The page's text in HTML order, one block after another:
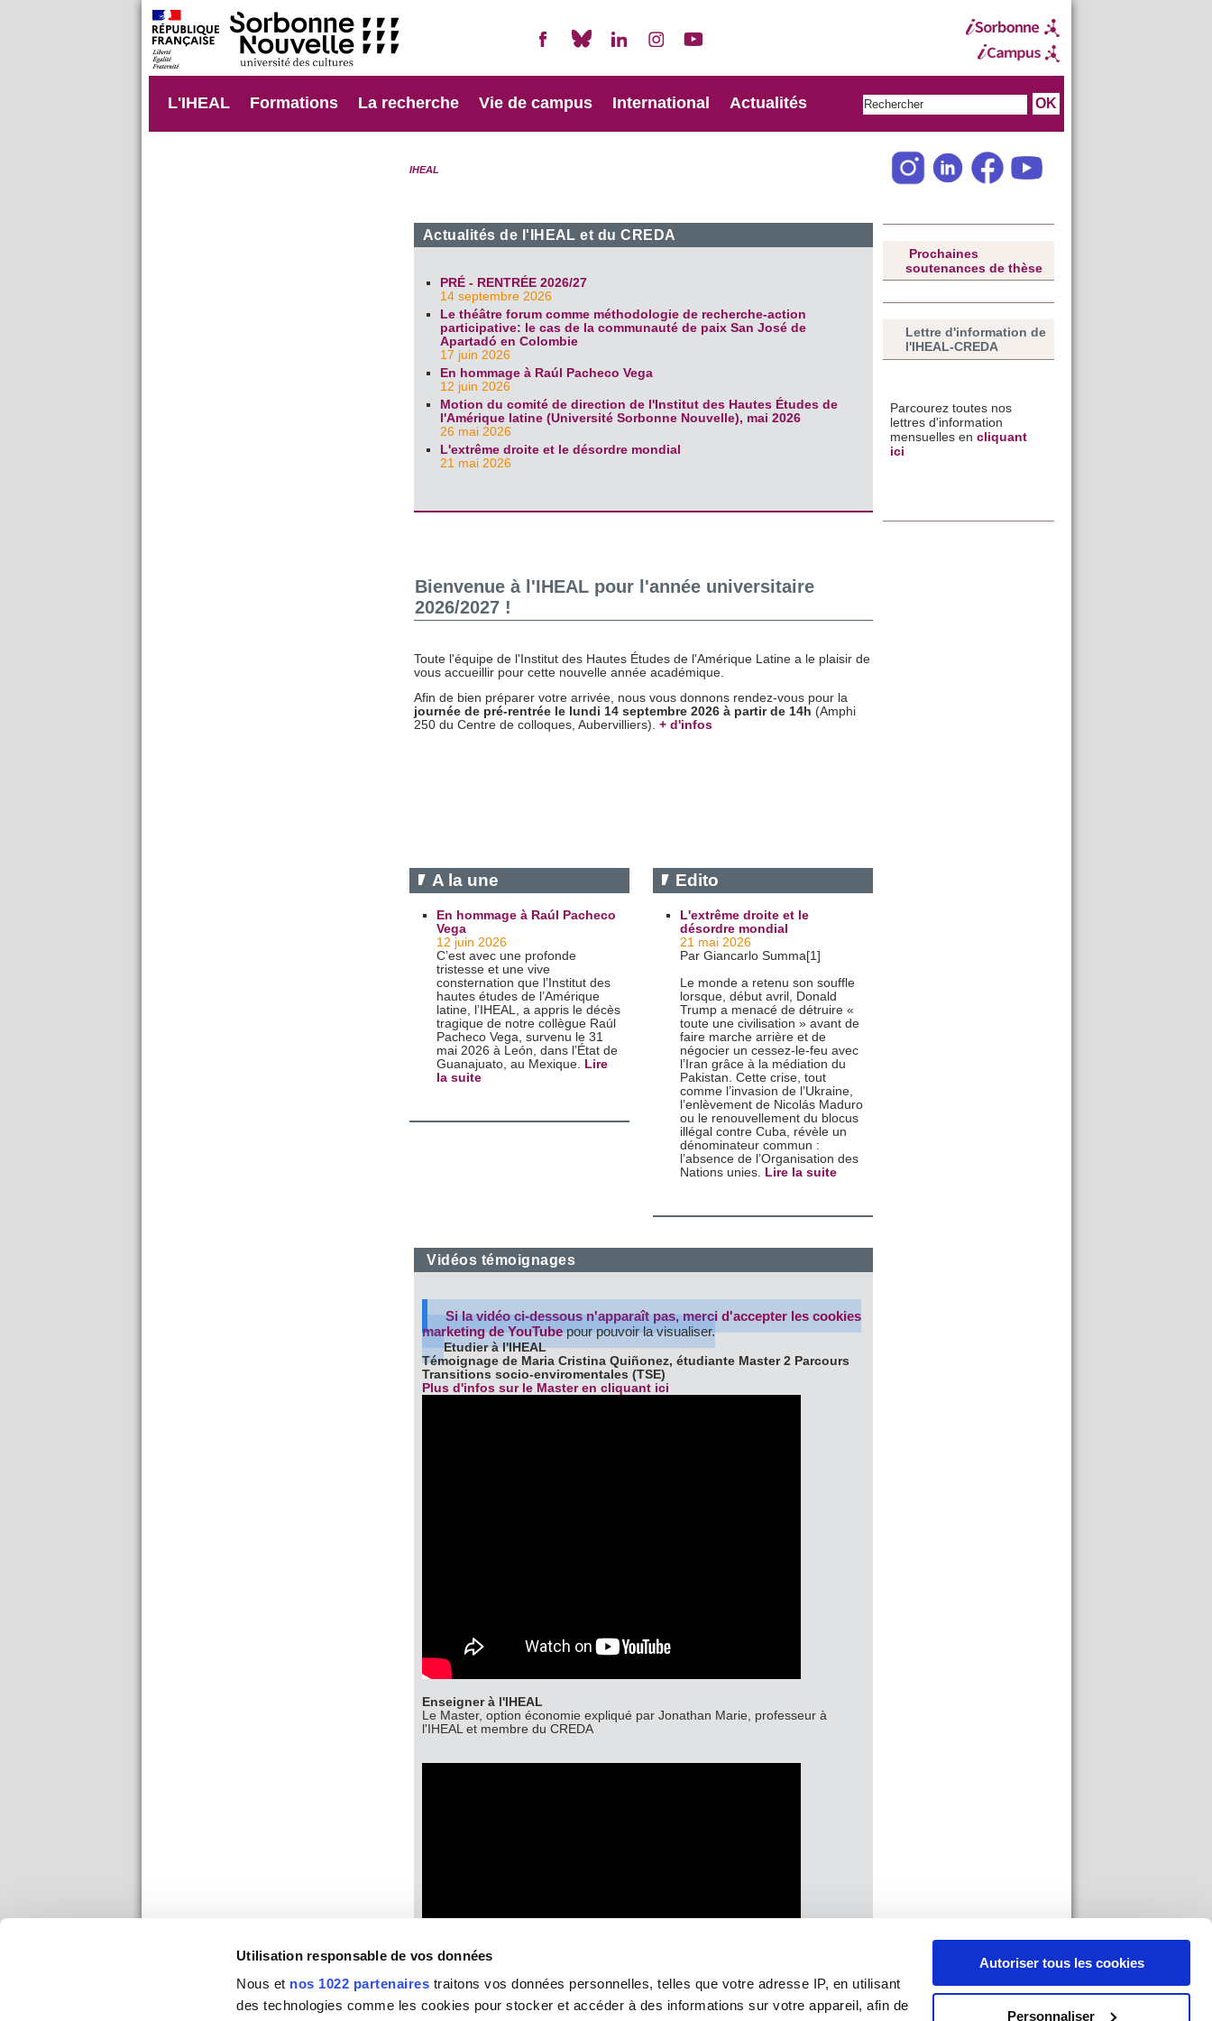
Utilisation responsable de vos données
Nous et nos 1022 partenaires traitons vos données personnelles, telles que votre adresse IP, en utilisant
des technologies comme les cookies pour stocker et accéder à des informations sur votre appareil, afin de
Autoriser tous les cookies
Personnaliser
L'IHEAL Formations La recherche Vie de campus International Actualités
IHEAL
Actualités de l'IHEAL et du CREDA
PRÉ - RENTRÉE 2026/27
14 septembre 2026
Le théâtre forum comme méthodologie de recherche-action
participative: le cas de la communauté de paix San José de
Apartadó en Colombie
17 juin 2026
En hommage à Raúl Pacheco Vega
12 juin 2026
Motion du comité de direction de l'Institut des Hautes Études de
l'Amérique latine (Université Sorbonne Nouvelle), mai 2026
26 mai 2026
L'extrême droite et le désordre mondial
21 mai 2026
Bienvenue à l'IHEAL pour l'année universitaire
2026/2027 !
Toute l'équipe de l'Institut des Hautes Études de l'Amérique Latine a le plaisir de
vous accueillir pour cette nouvelle année académique.
Afin de bien préparer votre arrivée, nous vous donnons rendez-vous pour la
journée de pré-rentrée le lundi 14 septembre 2026 à partir de 14h (Amphi
250 du Centre de colloques, Aubervilliers). + d'infos
A la une
En hommage à Raúl Pacheco
Vega
12 juin 2026
C’est avec une profonde
tristesse et une vive
consternation que l’Institut des
hautes études de l’Amérique
latine, l’IHEAL, a appris le décès
tragique de notre collègue Raúl
Pacheco Vega, survenu le 31
mai 2026 à León, dans l’État de
Guanajuato, au Mexique. Lire
la suite
Edito
L'extrême droite et le
désordre mondial
21 mai 2026
Par Giancarlo Summa[1]
Le monde a retenu son souffle
lorsque, début avril, Donald
Trump a menacé de détruire «
toute une civilisation » avant de
faire marche arrière et de
négocier un cessez-le-feu avec
l’Iran grâce à la médiation du
Pakistan. Cette crise, tout
comme l’invasion de l’Ukraine,
l’enlèvement de Nicolás Maduro
ou le renouvellement du blocus
illégal contre Cuba, révèle un
dénominateur commun :
l’absence de l’Organisation des
Nations unies. Lire la suite
Vidéos témoignages
Si la vidéo ci-dessous n'apparaît pas,merci d'accepter les cookies
marketing de YouTubepour pouvoir la visualiser.
Etudier à l'IHEAL
Témoignage de Maria Cristina Quiñonez, étudiante Master 2 Parcours
Transitions socio-enviromentales (TSE)
Plus d'infos sur le Master en cliquant ici
Enseigner à l'IHEAL
Le Master, option économie expliqué par Jonathan Marie, professeur à
l'IHEAL et membre du CREDA
Prochaines
soutenances de thèse
Lettre d'information de
l'IHEAL-CREDA
Parcourez toutes nos
lettres d'information
mensuelles en cliquant
ici